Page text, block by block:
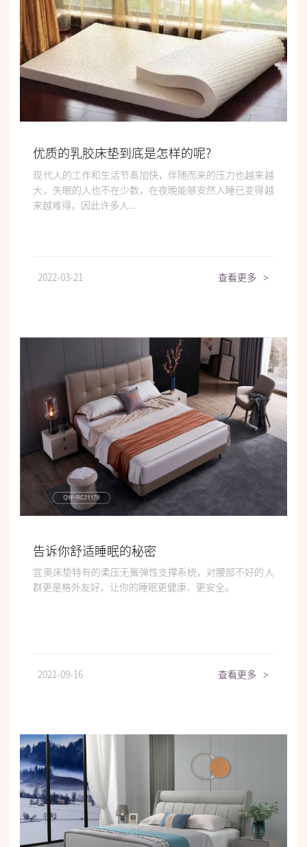
优质的乳胶床垫到底是怎样的呢?
现代人的工作和生活节奏加快，伴随而来的压力也越来越
大，失眠的人也不在少数，在夜晚能够安然入睡已变得越
来越难得，因此许多人...
2022-03-21 查看更多 >
告诉你舒适睡眠的秘密
宜奥床垫特有的柔压无簧弹性支撑系统，对腰部不好的人
群更是格外友好，让你的睡眠更健康、更安全。
2021-09-16 查看更多 >